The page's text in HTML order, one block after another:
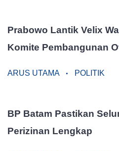
Prabowo Lantik Velix
Komite Pembangunan
ARUS UTAMA POLITIK
BP Batam Pastikan
Perizinan Lengkap